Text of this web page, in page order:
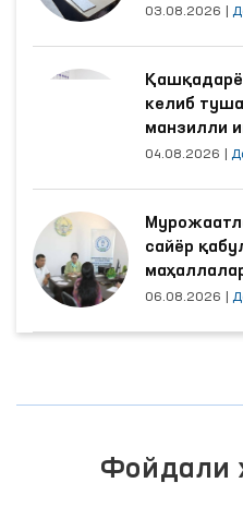
яхшиланди
03.08.2026
келиб
манзилли
04.08.2026
сайёр
06.08.2026
Фойдали